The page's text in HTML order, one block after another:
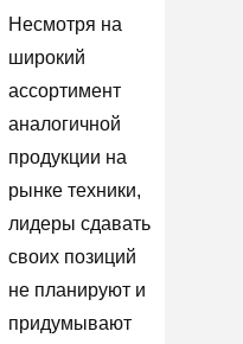
Несмотря на
широкий
ассортимент
аналогичной
продукции на
рынке техники,
лидеры сдавать
своих позиций
не планируют и
придумывают